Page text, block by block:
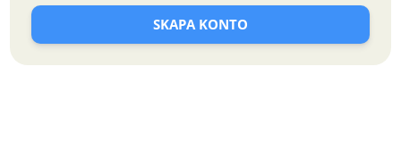
SKAPA KONTO